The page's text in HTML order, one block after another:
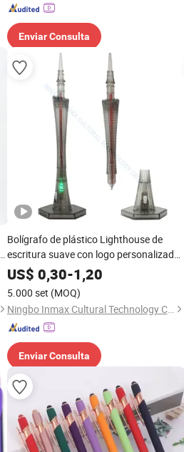
Enviar Consulta
Bolígrafo de plástico Lighthouse de
escritura suave con logo personalizado,
regalo promocional de bolígrafo (WL
8009)
US$ 0,30-1,20
5.000 set (MOQ)
Ningbo Inmax Cultural Technology Co., Ltd
Enviar Consulta